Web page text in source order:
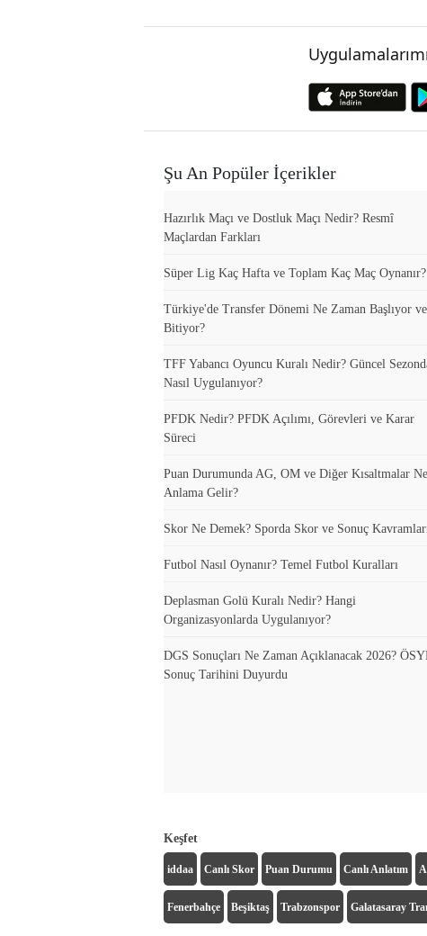
Şu An Popüler İçerikler
Hazırlık Maçı ve Dostluk Maçı Nedir? Resmî
Maçlardan Farkları
Süper Lig Kaç Hafta ve Toplam Kaç Maç Oynanır?
Türkiye'de Transfer Dönemi Ne Zaman Başlıyor ve
Bitiyor?
TFF Yabancı Oyuncu Kuralı Nedir? Güncel
Nasıl Uygulanıyor?
PFDK Nedir? PFDK Açılımı, Görevleri ve Karar
Süreci
Puan Durumunda AG, OM ve Diğer Kısaltmalar Ne
Anlama Gelir?
Skor Ne Demek? Sporda Skor ve Sonuç
Futbol Nasıl Oynanır? Temel Futbol Kuralları
Deplasman Golü Kuralı Nedir? Hangi
Organizasyonlarda Uygulanıyor?
DGS Sonuçları Ne Zaman Açıklanacak 2026?
Sonuç Tarihini Duyurdu
Keşfet
iddaa Canlı Skor Puan Durumu Canlı Anlatım
Fenerbahçe Beşiktaş Trabzonspor Galatasaray